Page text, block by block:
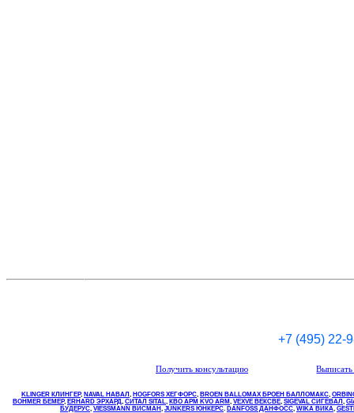
+7 (495) 22-
Получить консультацию
KLINGER КЛИНГЕР, NAVAL НАВАЛ , НOGFORS ХЕГФОРС, BROEN BALLOMAX БРОЕН БАЛЛОМАКС,
BOHMER БЕМЕР, ERHARD ЭРХАРД, СИТАЛ SITAL, КВО АРМ KVO ARM, VEXVE ВЕКСВЕ, SIGEVAL СИГЕВАЛ ,
БУДЕРУС, VIESSMANN ВИСМАН , JUNKERS ЮНКЕРС. DANFOSS ДАНФОСС, WIKA ВИКА,